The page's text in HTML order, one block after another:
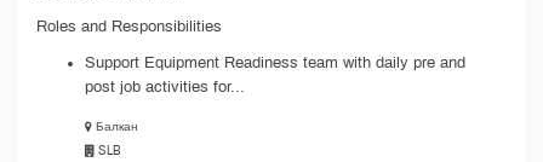
Roles and Responsibilities
Support Equipment Readiness team with daily pre and
post job activities for...
Балкан
SLB